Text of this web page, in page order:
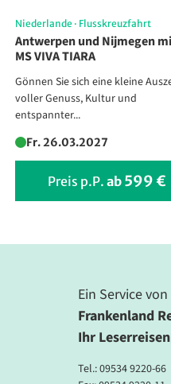
Niederlande · Flusskreuzfahrt
Antwerpen und Nijmegen
MS VIVA TIARA
Gönnen Sie sich eine kleine
voller Genuss, Kultur und
entspannter...
Fr. 26.03.2027
Preis p.P. ab 599 €
Ein Service von
Frankenland
Ihr
Tel.:09534 9220-66